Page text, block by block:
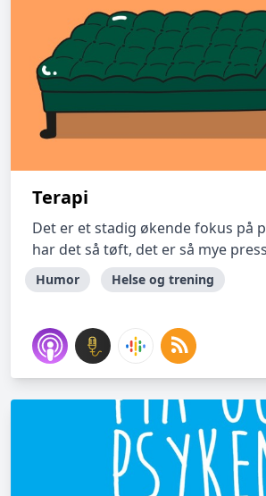
Terapi
Det er et stadig økende fokus på
har det så tøft, det er så mye
Humor Helse og trening